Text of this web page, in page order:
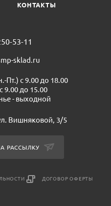
КОНТАКТЫ
53-11
sklad.ru
Пт.) с 9.00 до 18.00
9.00 до 15.00
- выходной
Вишняковой, 3/5
РАССЫЛКУ
ДОГОВОР ОФЕРТЫ